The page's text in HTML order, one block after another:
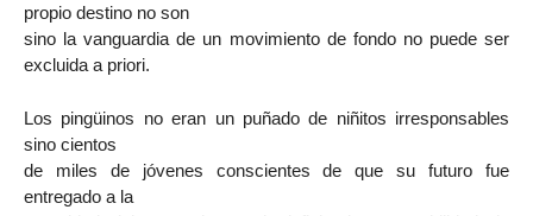
propio destino no son
sino la vanguardia de un movimiento de fondo no puede ser
excluida a priori.
Los pingüinos no eran un puñado de niñitos irresponsables
sino cientos
de miles de jóvenes conscientes de que su futuro fue
entregado a la